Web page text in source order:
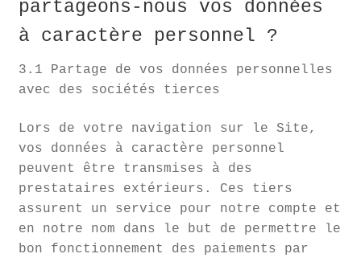
partageons-nous vos données
à caractère personnel ?
3.1 Partage de vos données personnelles
avec des sociétés tierces
Lors de votre navigation sur le Site,
vos données à caractère personnel
peuvent être transmises à des
prestataires extérieurs. Ces tiers
assurent un service pour notre compte et
en notre nom dans le but de permettre le
bon fonctionnement des paiements par